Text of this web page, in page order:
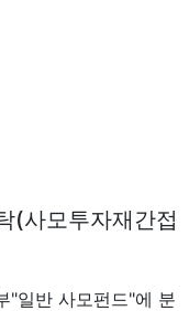
(사모투자재간접
"일반 사모펀드"에 분